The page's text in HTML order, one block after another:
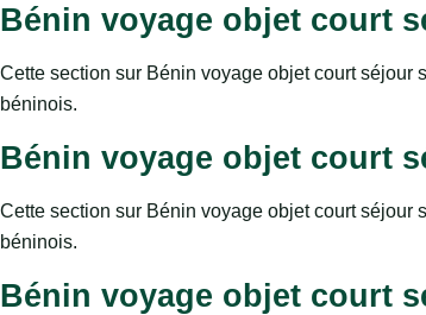
Bénin voyage objet court
Cette section sur Bénin voyage objet court séjour
béninois.
Bénin voyage objet court
Cette section sur Bénin voyage objet court séjour
béninois.
Bénin voyage objet court